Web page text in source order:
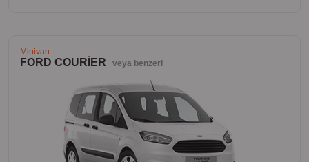
Minivan
FORD COURİER veya benzeri